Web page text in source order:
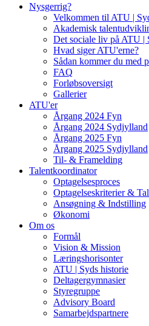
Nysgerrig?
Velkommen til ATU |
Akademisk
Det sociale liv på ATU |
Hvad siger ATU'erne?
Sådan kommer du med
FAQ
Forløbsoversigt
Gallerier
ATU'er
Årgang 2024 Fyn
Årgang 2024 Sydjylland
Årgang 2025 Fyn
Årgang 2025 Sydjylland
Til- & Framelding
Talentkoordinator
Optagelsesproces
Optagelseskriterier &
Ansøgning & Indstilling
Økonomi
Om os
Formål
Vision & Mission
Læringshorisonter
ATU | Syds historie
Deltagergymnasier
Styregruppe
Advisory Board
Samarbejdspartnere